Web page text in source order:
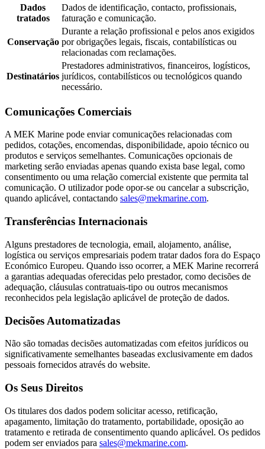
Dados
tratados
Dados de identificação, contacto, profissionais,
faturação e comunicação.
Conservação
Durante a relação profissional e pelos anos exigidos
por obrigações legais, fiscais, contabilísticas ou
relacionadas com reclamações.
Destinatários
Prestadores administrativos, financeiros, logísticos,
jurídicos, contabilísticos ou tecnológicos quando
necessário.
Comunicações Comerciais
A MEK Marine pode enviar comunicações relacionadas com
pedidos, cotações, encomendas, disponibilidade, apoio técnico ou
produtos e serviços semelhantes. Comunicações opcionais de
marketing serão enviadas apenas quando exista base legal, como
consentimento ou uma relação comercial existente que permita tal
comunicação. O utilizador pode opor-se ou cancelar a subscrição,
quando aplicável, contactando sales@mekmarine.com.
Transferências Internacionais
Alguns prestadores de tecnologia, email, alojamento, análise,
logística ou serviços empresariais podem tratar dados fora do Espaço
Económico Europeu. Quando isso ocorrer, a MEK Marine recorrerá
a garantias adequadas oferecidas pelo prestador, como decisões de
adequação, cláusulas contratuais-tipo ou outros mecanismos
reconhecidos pela legislação aplicável de proteção de dados.
Decisões Automatizadas
Não são tomadas decisões automatizadas com efeitos jurídicos ou
significativamente semelhantes baseadas exclusivamente em dados
pessoais fornecidos através do website.
Os Seus Direitos
Os titulares dos dados podem solicitar acesso, retificação,
apagamento, limitação do tratamento, portabilidade, oposição ao
tratamento e retirada de consentimento quando aplicável. Os pedidos
podem ser enviados para sales@mekmarine.com.